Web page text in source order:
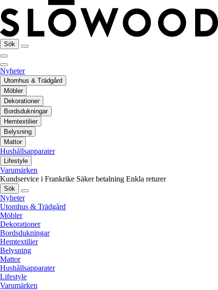
Sök
Nyheter
Utomhus & Trädgård
Möbler
Dekorationer
Bordsdukningar
Hemtextilier
Belysning
Mattor
Hushållsapparater
Lifestyle
Varumärken
Kundservice i Frankrike Säker betalning Enkla returer
Sök
Nyheter
Utomhus & Trädgård
Möbler
Dekorationer
Bordsdukningar
Hemtextilier
Belysning
Mattor
Hushållsapparater
Lifestyle
Varumärken